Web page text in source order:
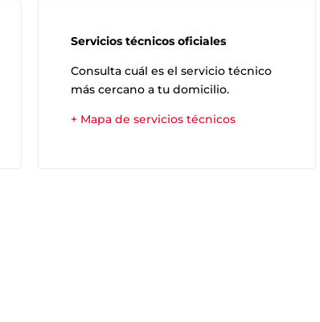
Servicios técnicos oficiales
Consulta cuál es el servicio técnico
más cercano a tu domicilio.
+ Mapa de servicios técnicos